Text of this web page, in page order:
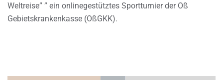
Weltreise” ” ein onlinegestütztes Sportturnier der Oß
Gebietskrankenkasse (OßGKK).